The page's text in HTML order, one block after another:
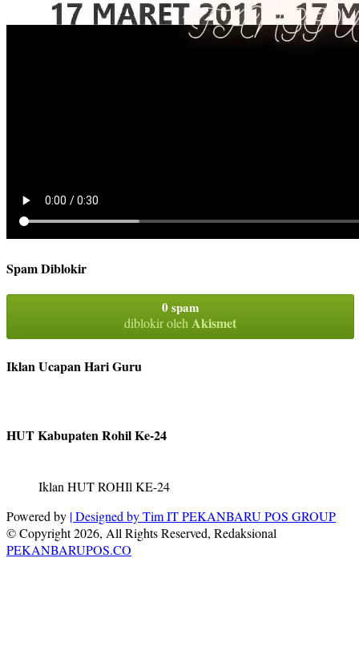
Spam Diblokir
0 spam
diblokir olehAkismet
Iklan Ucapan Hari Guru
HUT Kabupaten Rohil Ke-24
Iklan HUT ROHIl KE-24
Powered by | Designed byTim IT PEKANBARU POS GROUP
© Copyright 2026, All Rights Reserved, Redaksional
PEKANBARUPOS.CO